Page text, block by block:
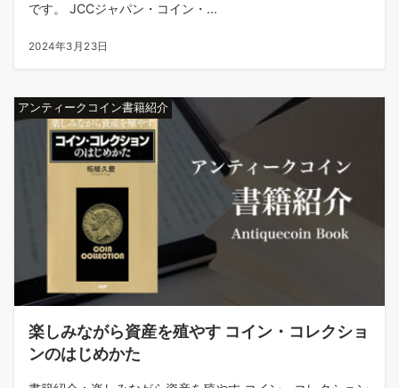
です。 JCCジャパン・コイン・...
2024年3月23日
アンティークコイン書籍紹介
楽しみながら資産を殖やす コイン・コレクショ
ンのはじめかた